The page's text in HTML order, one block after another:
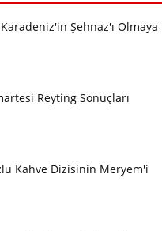
Şehnaz'ı Olmaya
Reyting Sonuçları
Kahve Dizisinin Meryem'i